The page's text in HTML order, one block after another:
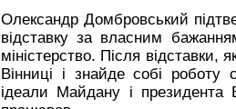
Олександр Домбровський
відставку за власним
міністерство. Після відставки,
Вінниці і знайде собі
ідеали Майдану і